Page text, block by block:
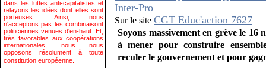
dans les luttes anti-capitalistes et
relayons les idées dont elles sont
porteuses. Ainsi, nous
n'acceptons pas les combinaisont
politiciennes venues d'en-haut. Et,
très favorables aux coopérations
internationales, nous nous
opposons résolument à toute
constitution européenne.
Inter-Pro
Sur le siteCGT Educ'action 7627
Soyons massivement en grève le 16
à mener pour construire
reculer le gouvernement et pour